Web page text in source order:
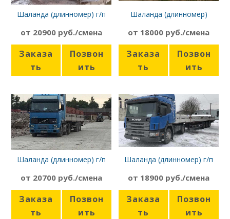
Шаланда (длинномер) г/п
Series
от 20900 руб./смена
Заказа
ть
Позвон
ить
Шаланда (длинномер)
манипулятором
от 18000 руб./смена
Заказа
ть
Позвон
ить
Шаланда (длинномер) г/п
от 20700 руб./смена
Заказа
ть
Позвон
ить
Шаланда (длинномер) г/п
от 18900 руб./смена
Заказа
ть
Позвон
ить